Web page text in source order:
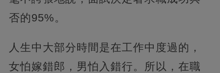
否的95%。
人生中大部分時間是在工作中度過的，
女怕嫁錯郎，男怕入錯行。所以，在職